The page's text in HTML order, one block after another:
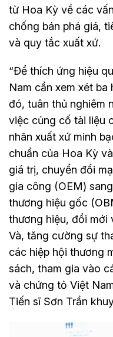
từ Hoa Kỳ về các
chống bán phá giá,
và quy tắc xuất xứ.
“Để thích ứng hiệu
Nam cần xem xét
đó, tuân thủ nghiêm
việc củng cố tài liệu
nhãn xuất xứ minh
chuẩn của Hoa Kỳ
giá trị, chuyển đổi
gia công (OEM)
thương hiệu gốc
thương hiệu, đổi mới
Và, tăng cường sự
các hiệp hội thương
sách, tham gia vào
và chứng tỏ Việt
Tiến sĩ Sơn Trần